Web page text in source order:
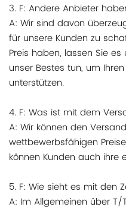
3. F: Andere Anbieter
A: Wir sind davon
für unsere Kunden zu
Preis haben, lassen Sie
unser Bestes tun, um
unterstützen.
4. F: Was ist mit dem
A: Wir können den
wettbewerbsfähigen
können Kunden auch ihre
5. F: Wie sieht es mit den
A: Im Allgemeinen über T/